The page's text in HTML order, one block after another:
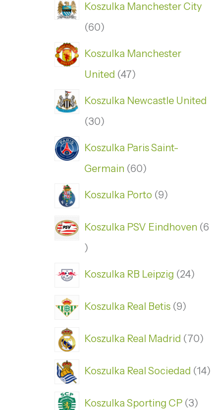
Koszulka Manchester City
60
Koszulka Manchester
United 47
Koszulka Newcastle United
30
Koszulka Paris Saint-
Germain 60
Koszulka Porto 9
Koszulka PSV Eindhoven 6
Koszulka RB Leipzig 24
Koszulka Real Betis 9
Koszulka Real Madrid 70
Koszulka Real Sociedad 14
Koszulka Sporting CP 3